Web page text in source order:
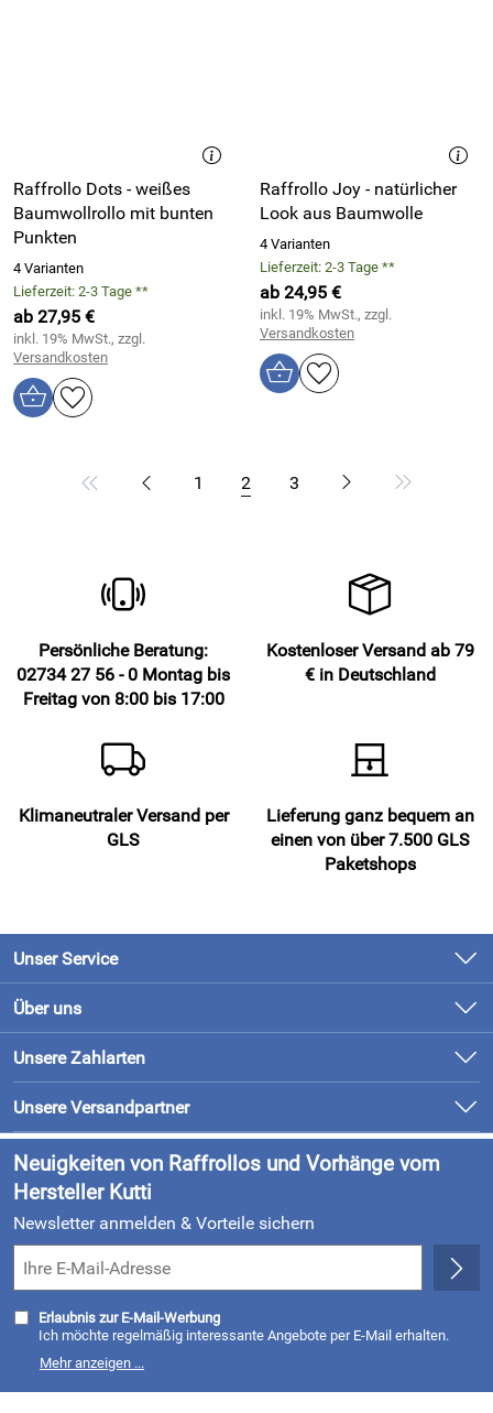
Raffrollo Dots - weißes
Baumwollrollo mit bunten
Punkten
4 Varianten
Lieferzeit: 2-3 Tage **
ab 27,95 €
inkl. 19% MwSt., zzgl.
Versandkosten
Raffrollo Joy - natürlicher
Look aus Baumwolle
4 Varianten
Lieferzeit: 2-3 Tage **
ab 24,95 €
inkl. 19% MwSt., zzgl.
Versandkosten
1 2 3
Persönliche Beratung:
02734 27 56 - 0 Montag bis
Freitag von 8:00 bis 17:00
Kostenloser Versand ab 79
€ in Deutschland
Klimaneutraler Versand per
GLS
Lieferung ganz bequem an
einen von über 7.500 GLS
Paketshops
Unser Service
Kontakt
Newsletter
Retourenabwicklung
Lieferung & Bezahlung
Kundenlogin
Über uns
Unsere Bestseller
Marken
Neu
Unsere Zahlarten
Unsere Versandpartner
Neuigkeiten von Raffrollos und Vorhänge vom
Hersteller Kutti
Newsletter anmelden & Vorteile sichern
Erlaubnis zur E-Mail-Werbung
Ich möchte regelmäßig interessante Angebote per E-Mail erhalten.
weitergegeben. Zu statistischen Zwecken wird in anonymer Form
Mehr anzeigen ...